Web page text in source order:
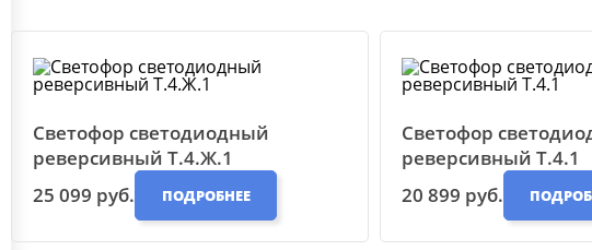
Светофор светодиодный
реверсивный Т.4.Ж.1
25 099 руб.
ПОДРОБНЕЕ
Светофор
реверсивный Т.4.1
20 899 руб.